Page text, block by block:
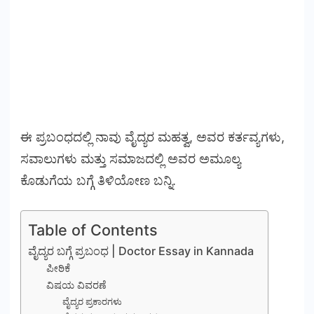
ಈ ಪ್ರಬಂಧದಲ್ಲಿ ನಾವು ವೈದ್ಯರ ಮಹತ್ವ, ಅವರ ಕರ್ತವ್ಯಗಳು,
ಸವಾಲುಗಳು ಮತ್ತು ಸಮಾಜದಲ್ಲಿ ಅವರ ಅಮೂಲ್ಯ
ಕೊಡುಗೆಯ ಬಗ್ಗೆ ತಿಳಿಯೋಣ ಬನ್ನಿ.
Table of Contents
ವೈದ್ಯರ ಬಗ್ಗೆ ಪ್ರಬಂಧ | Doctor Essay in Kannada
ಪೀಠಿಕೆ
ವಿಷಯ ವಿವರಣೆ
ವೈದ್ಯರ ಪ್ರಕಾರಗಳು